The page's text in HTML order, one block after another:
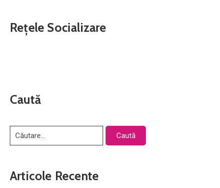
Rețele Socializare
Caută
Articole Recente